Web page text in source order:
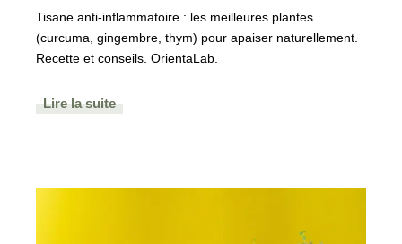
Tisane anti-inflammatoire : les meilleures plantes
(curcuma, gingembre, thym) pour apaiser naturellement.
Recette et conseils. OrientaLab.
Lire la suite